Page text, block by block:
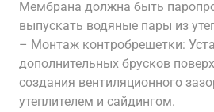
Мембрана должна быть
выпускать водяные пары из
– Монтаж контробрешетки:
дополнительных брусков
создания вентиляционного
утеплителем и сайдингом.